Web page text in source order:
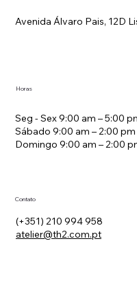
Avenida Álvaro Pais, 12D
Horas
Seg - Sex 9:00 am – 5:00
Sábado 9:00 am – 2:00 pm
Domingo 9:00 am – 2:00
Contato
(+351) 210 994 958
atelier@th2.com.pt